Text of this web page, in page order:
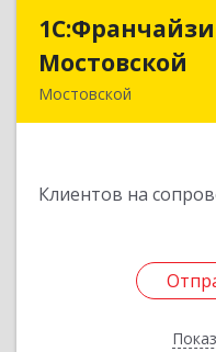
Мостовской
Мостовской
Клиентов на